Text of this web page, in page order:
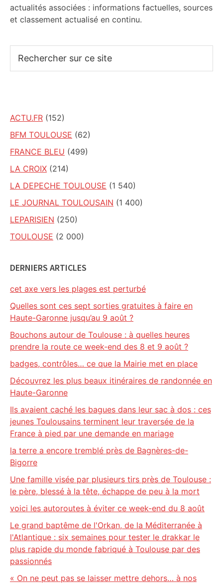
actualités associées : informations factuelles, sources
et classement actualisé en continu.
sur
ACTU.FR (152)
BFM TOULOUSE (62)
FRANCE BLEU (499)
LA CROIX (214)
LA DEPECHE TOULOUSE (1 540)
LE JOURNAL TOULOUSAIN (1 400)
LEPARISIEN (250)
TOULOUSE (2 000)
DERNIERS ARTICLES
cet axe vers les plages est perturbé
Quelles sont ces sept sorties gratuites à faire en
Haute-Garonne jusqu’au 9 août ?
Bouchons autour de Toulouse : à quelles heures
prendre la route ce week-end des 8 et 9 août ?
badges, contrôles… ce que la Mairie met en place
Découvrez les plus beaux itinéraires de randonnée en
Haute-Garonne
Ils avaient caché les bagues dans leur sac à dos : ces
jeunes Toulousains terminent leur traversée de la
France à pied par une demande en mariage
la terre a encore tremblé près de Bagnères-de-
Bigorre
Une famille visée par plusieurs tirs près de Toulouse :
le père, blessé à la tête, échappe de peu à la mort
voici les autoroutes à éviter ce week-end du 8 août
Le grand baptême de l'Orkan, de la Méditerranée à
l'Atlantique : six semaines pour tester le drakkar le
plus rapide du monde fabriqué à Toulouse par des
passionnés
« On ne peut pas se laisser mettre dehors… à nos